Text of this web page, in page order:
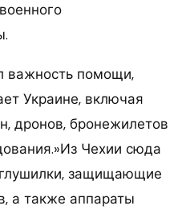
важность помощи,
Украине, включая
дронов, бронежилетов
Чехии сюда
защищающие
а также аппараты